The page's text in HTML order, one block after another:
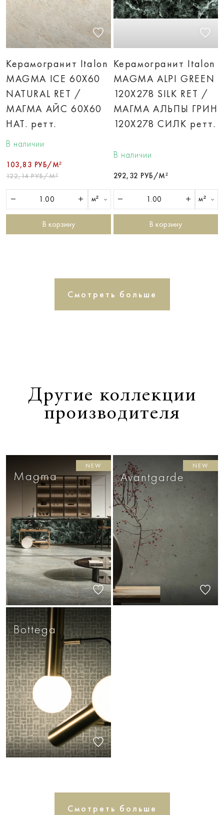
Керамогранит Italon
MAGMA ICE 60X60
NATURAL RET /
МАГМА АЙС 60X60
НАТ. ретт.
В наличии
103,83 РУБ/М²
122,14 РУБ/М²
м²
В корзину
Керамогранит Italon
MAGMA ALPI GREEN
120X278 SILK RET /
МАГМА АЛЬПЫ ГРИН
120X278 СИЛК ретт.
В наличии
292,32 РУБ/М²
м²
В корзину
Смотреть больше
Другие коллекции
производителя
Magma
NEW
Avantgarde
NEW
Bottega
Смотреть больше